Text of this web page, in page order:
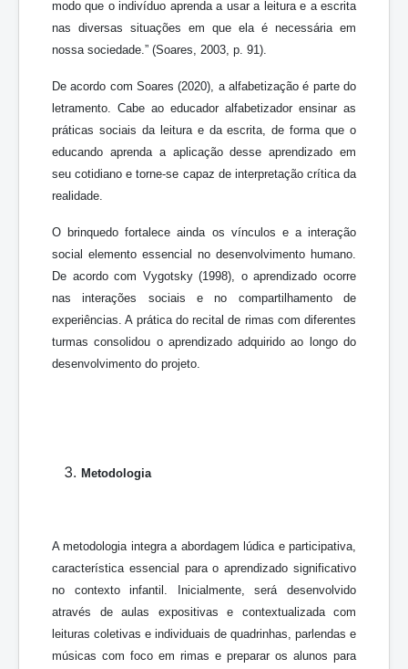
modo que o indivíduo aprenda a usar a leitura e a escrita
nas diversas situações em que ela é necessária em
nossa sociedade.” (Soares, 2003, p. 91).
De acordo com Soares (2020), a alfabetização é parte do
letramento. Cabe ao educador alfabetizador ensinar as
práticas sociais da leitura e da escrita, de forma que o
educando aprenda a aplicação desse aprendizado em
seu cotidiano e torne-se capaz de interpretação crítica da
realidade.
O brinquedo fortalece ainda os vínculos e a interação
social elemento essencial no desenvolvimento humano.
De acordo com Vygotsky (1998), o aprendizado ocorre
nas interações sociais e no compartilhamento de
experiências. A prática do recital de rimas com diferentes
turmas consolidou o aprendizado adquirido ao longo do
desenvolvimento do projeto.
Metodologia
A metodologia integra a abordagem lúdica e participativa,
característica essencial para o aprendizado significativo
no contexto infantil. Inicialmente, será desenvolvido
através de aulas expositivas e contextualizada com
leituras coletivas e individuais de quadrinhas, parlendas e
músicas com foco em rimas e preparar os alunos para